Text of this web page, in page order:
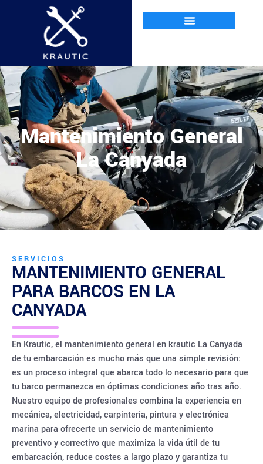
Mantenimiento General
La Canyada
SERVICIOS
MANTENIMIENTO GENERAL
PARA BARCOS EN LA
CANYADA
En Krautic, el mantenimiento general en krautic La Canyada
de tu embarcación es mucho más que una simple revisión:
es un proceso integral que abarca todo lo necesario para que
tu barco permanezca en óptimas condiciones año tras año.
Nuestro equipo de profesionales combina la experiencia en
mecánica, electricidad, carpintería, pintura y electrónica
marina para ofrecerte un servicio de mantenimiento
preventivo y correctivo que maximiza la vida útil de tu
embarcación, reduce costes a largo plazo y garantiza tu